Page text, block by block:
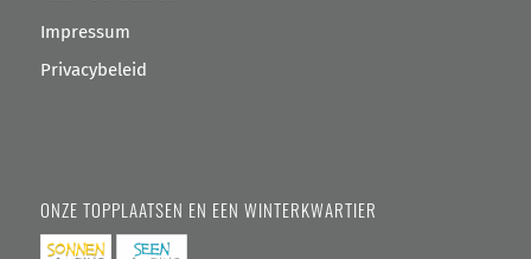
Impressum
Privacybeleid
ONZE TOPPLAATSEN EN EEN WINTERKWARTIER